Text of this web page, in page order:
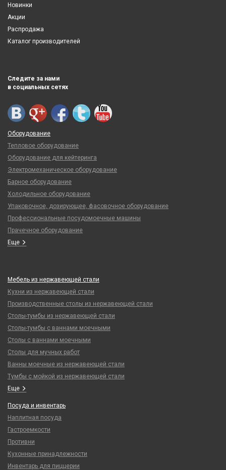
Новинки
Акции
Распродажа
Каталог производителей
Следите за нами
в социальных сетях
Оборудование
Тепловое оборудование
Оборудование для кейтеринга
Электромеханическое оборудование
Барное оборудование
Холодильное оборудование
Упаковочное, дозирующее, фасовочное оборудование
Профессиональные посудомоечные машины
Прачечное оборудование
Еще
Мебель из нержавеющей стали
Кухни из нержавеющей стали
Производственные столы из нержавеющей стали
Столы-тумбы из нержавеющей стали
Столы-тумбы с ваннами моечными
Столы с ваннами моечными
Столы для мучных работ
Ванны моечные из нержавеющей стали
Тумбы с мойкой из нержавеющей стали
Еще
Посуда и инвентарь
Наплитная посуда
Гастроемкости
Противни
Кухонные принадлежности
Инвентарь для пиццерии